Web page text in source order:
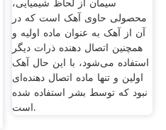
محصولی حاوی آهک است که در
آن از آهک به عنوان ماده اولیه و
همچنین اتصال دهنده ذرات دیگر
استفاده می‌شود، با این حال آهک
اولین و تنها ماده اتصال دهنده‌ای
نبود که توسط بشر استفاده شده
است.